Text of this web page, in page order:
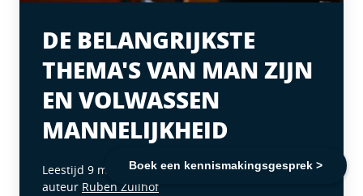
Boek een kennismakingsgesprek >
DE BELANGRIJKSTE
THEMA'S VAN MAN ZIJN
EN VOLWASSEN
MANNELIJKHEID
Leestijd 9 minuten
auteur Ruben Zuilhof